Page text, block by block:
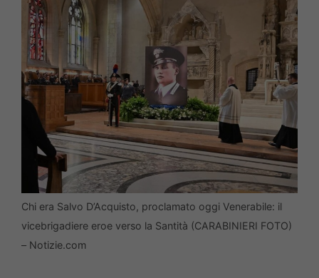
Chi era Salvo D’Acquisto, proclamato oggi Venerabile: il
vicebrigadiere eroe verso la Santità (CARABINIERI FOTO)
– Notizie.com